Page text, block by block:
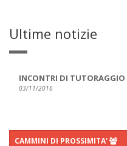
Ultime notizie
INCONTRI DI TUTORAGGIO
03/11/2016
CAMMINI DI PROSSIMITA'